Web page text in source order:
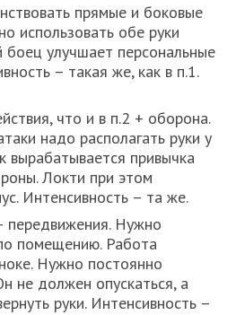
прямые и боковые
использовать обе руки
улучшает персональные
– такая же, как в п.1.
что и в п.2 + оборона.
надо располагать руки у
вырабатывается привычка
Локти при этом
Интенсивность – та же.
передвижения. Нужно
помещению. Работа
Нужно постоянно
не должен опускаться, а
руки. Интенсивность –